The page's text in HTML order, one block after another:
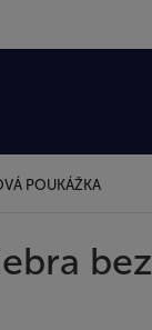
POUKÁŽKA
bez